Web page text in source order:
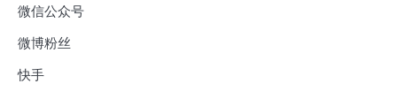
微信公众号
微博粉丝
快手